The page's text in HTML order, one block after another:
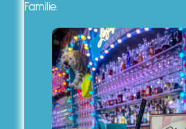
Familie.